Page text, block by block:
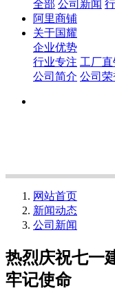
全部 公司新闻
阿里商铺
关于国耀
企业优势
行业专注 工厂直
公司简介 公司荣
网站首页
新闻动态
公司新闻
热烈庆祝七一
牢记使命